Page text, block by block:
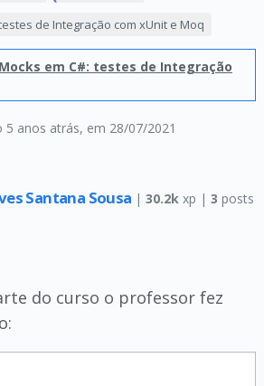
5 anos atrás, em 28/07/2021
de Integração com xUnit e Moq
Mocks em C#: testes de Integração
Santana Sousa | 30.2k xp | 3 posts
do curso o professor fez